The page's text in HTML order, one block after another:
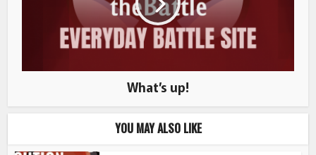
What’s up!
YOU MAY ALSO LIKE